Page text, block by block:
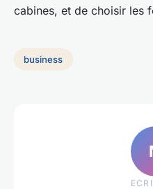
cabines, et de choisir les
business